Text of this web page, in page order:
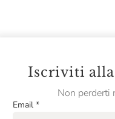
Iscriviti
Non perderti
Email *